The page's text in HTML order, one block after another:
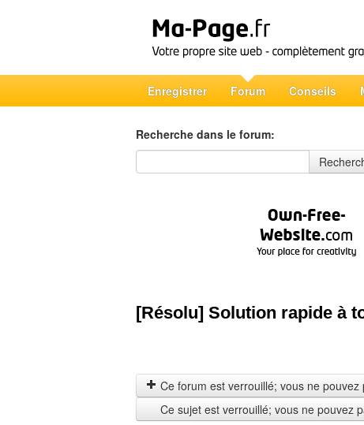
Enregistrer Forum Conseils
Recherche dans le forum:
Recherche dans le forum
[Résolu] Solution rapide à
Ce forum est verrouillé; vous ne
Ce sujet est verrouillé; vous ne pouvez